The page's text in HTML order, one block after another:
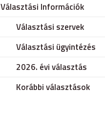
Választási Információk
Választási szervek
Választási ügyintézés
2026. évi választás
Korábbi választások